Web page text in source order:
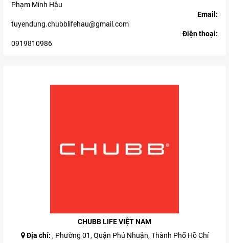
Phạm Minh Hậu
Email:
tuyendung.chubblifehau@gmail.com
Điện thoại:
0919810986
CHUBB LIFE VIỆT NAM
Địa chỉ: , Phường 01, Quận Phú Nhuận, Thành Phố Hồ Chí